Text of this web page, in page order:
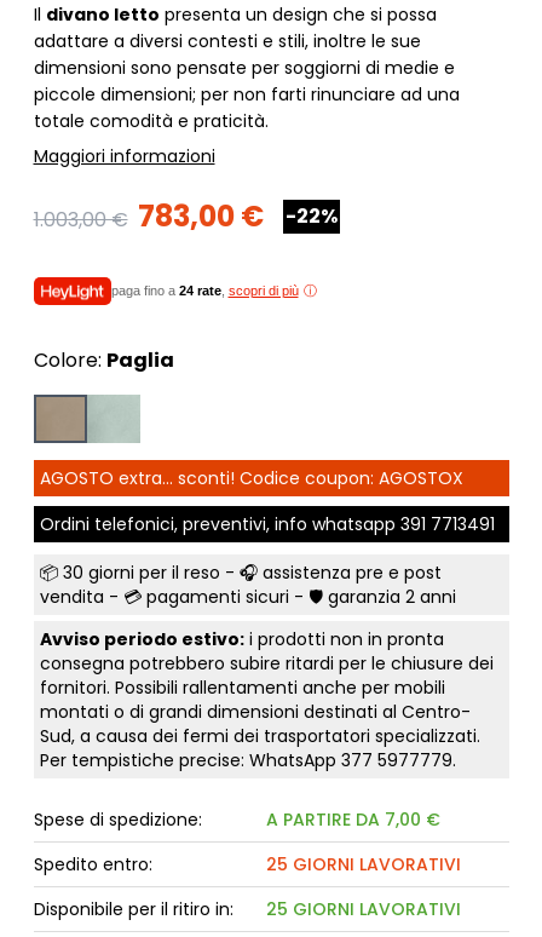
Il divano letto presenta un design che si possa
adattare a diversi contesti e stili, inoltre le sue
dimensioni sono pensate per soggiorni di medie e
piccole dimensioni; per non farti rinunciare ad una
totale comodità e praticità.
Maggiori informazioni
1.003,00 € 783,00 € -22%
paga fino a 24 rate, scopri di più
Colore: Paglia
AGOSTO extra... sconti! Codice coupon: AGOSTOX
Ordini telefonici, preventivi, info whatsapp 391 7713491
📦 30 giorni per il reso - 🎧 assistenza pre e post
vendita - 💳 pagamenti sicuri - 🛡️ garanzia 2 anni
Avviso periodo estivo:i prodotti non in pronta
consegna potrebbero subire ritardi per le chiusure dei
fornitori. Possibili rallentamenti anche per mobili
montati o di grandi dimensioni destinati al Centro-
Sud, a causa dei fermi dei trasportatori specializzati.
Per tempistiche precise: WhatsApp 377 5977779.
Spese di spedizione:
A PARTIRE DA 7,00 €
Spedito entro:
25 GIORNI LAVORATIVI
Disponibile per il ritiro in:
25 GIORNI LAVORATIVI